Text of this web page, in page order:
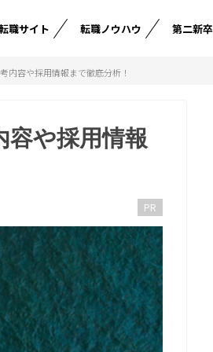
職サイト 転職ノウハウ 第二新卒
内容や採用情報まで徹底分析！
容や採用情報
PR